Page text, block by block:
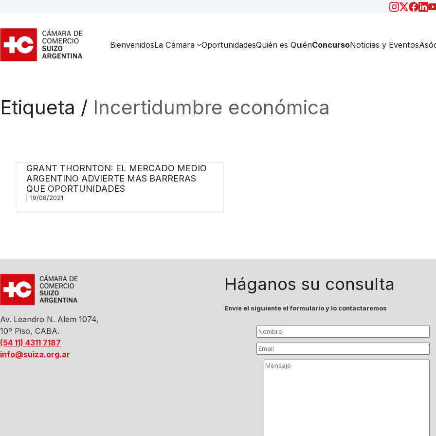
BienvenidosLa Cámara OportunidadesQuién es QuiénConcursoNoticias y Eventos
Etiqueta / Incertidumbre económica
GRANT THORNTON: EL MERCADO MEDIO
ARGENTINO ADVIERTE MAS BARRERAS
QUE OPORTUNIDADES
19/08/2021
Av. Leandro N. Alem 1074,
10º Piso, CABA.
(54 11) 4311 7187
info@suiza.org.ar
Háganos su consulta
Envíe el siguiente el formulario y lo contactaremos